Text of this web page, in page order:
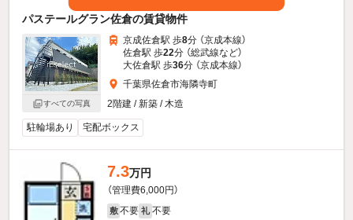
パステールグラン佐倉の賃貸物件
すべての写真
京成佐倉駅 歩8分 （京成本線）
佐倉駅 歩22分 （総武線など）
大佐倉駅 歩36分 （京成本線）
千葉県佐倉市海隣寺町
2階建 / 新築 / 木造
駐輪場あり 宅配ボックス
7.3万円
（管理費6,000円）
敷 不要 礼 不要